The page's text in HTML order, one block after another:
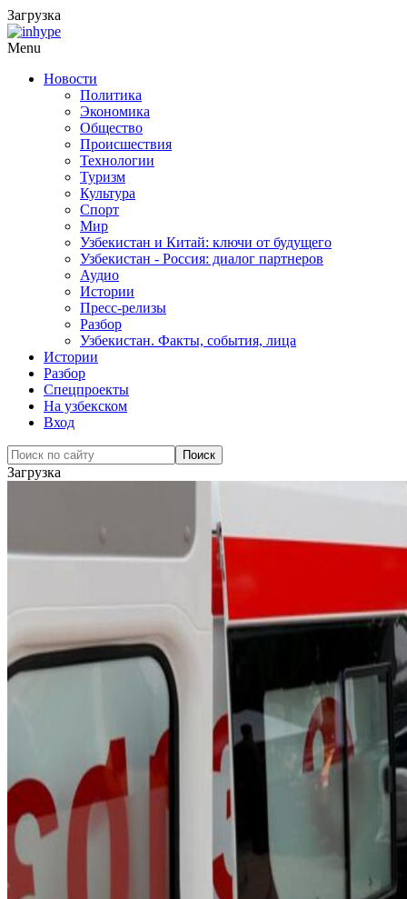
Загрузка
Menu
Новости
Политика
Экономика
Общество
Происшествия
Технологии
Туризм
Культура
Спорт
Мир
Узбекистан и Китай: ключи от будущего
Узбекистан - Россия: диалог партнеров
Аудио
Истории
Пресс-релизы
Разбор
Узбекистан. Факты, события, лица
Истории
Разбор
Спецпроекты
На узбекском
Вход
Загрузка